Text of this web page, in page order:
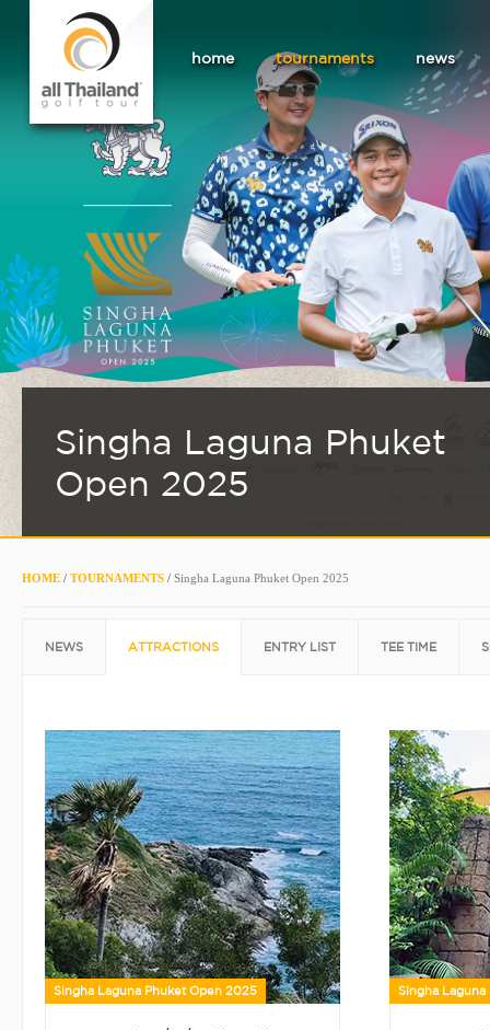
home tournaments news
Singha Laguna Phuket
Open 2025
HOME / TOURNAMENTS / Singha Laguna Phuket Open 2025
NEWS ATTRACTIONS ENTRY LIST TEE TIME
Singha Laguna Phuket Open 2025 Singha